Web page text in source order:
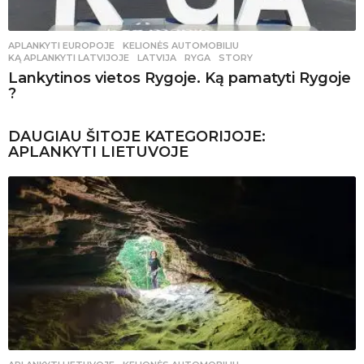
APLANKYTI EUROPOJE ,KELIONĖS AUTOMOBILIU
KĄ APLANKYTI LATVIJOJE
,LATVIJA ,RYGA ,STORY
Lankytinos vietos Rygoje. Ką pamatyti Rygoje
?
DAUGIAU ŠITOJE KATEGORIJOJE:
APLANKYTI LIETUVOJE